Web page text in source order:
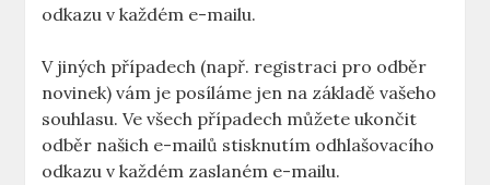
odkazu v každém e-mailu.
V jiných případech (např. registraci pro odběr
novinek) vám je posíláme jen na základě vašeho
souhlasu. Ve všech případech můžete ukončit
odběr našich e-mailů stisknutím odhlašovacího
odkazu v každém zaslaném e-mailu.